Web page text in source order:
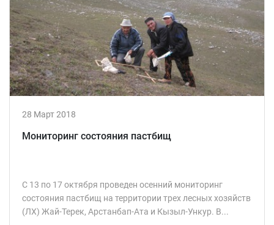
28 Март 2018
Мониторинг состояния пастбищ
С 13 по 17 октября проведен осенний мониторинг
состояния пастбищ на территории трех лесных хозяйств
(ЛХ) Жай-Терек, Арстанбап-Ата и Кызыл-Ункур. В...